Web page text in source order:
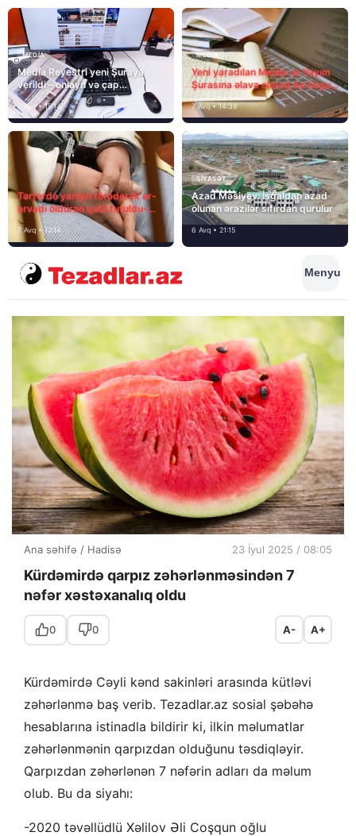
MEDİA
Media Reyestri yeni Şuraya
verildi – onlayn və çap
mediasını nə gözləyir?
7 Avq • 15:14
MEDİA
Yeni yaradılan Media və Yayım
Şurasına əlavə olaraq bu hüquq
və vəzifələr də verilib
7 Avq • 14:38
Tərtərdə yanğın törədərək ər-
arvadı öldürən qatil tutuldu-
SON DƏQİQƏ
7 Avq • 12:14
SIYASƏT
Azad Məsiyev: İşğaldan azad
olunan ərazilər sıfırdan qurulur
6 Avq • 21:15
Menyu
Ana səhifə / Hadisə 23 İyul 2025 / 08:05
Kürdəmirdə qarpız zəhərlənməsindən 7
nəfər xəstəxanalıq oldu
0 0 A- A+
Kürdəmirdə Cəyli kənd sakinləri arasında kütləvi
zəhərlənmə baş verib. Tezadlar.az sosial şəbəhə
hesablarına istinadla bildirir ki, ilkin məlumatlar
zəhərlənmənin qarpızdan olduğunu təsdiqləyir.
Qarpızdan zəhərlənən 7 nəfərin adları da məlum
olub. Bu da siyahı:
-2020 təvəllüdlü Xəlilov Əli Coşqun oğlu